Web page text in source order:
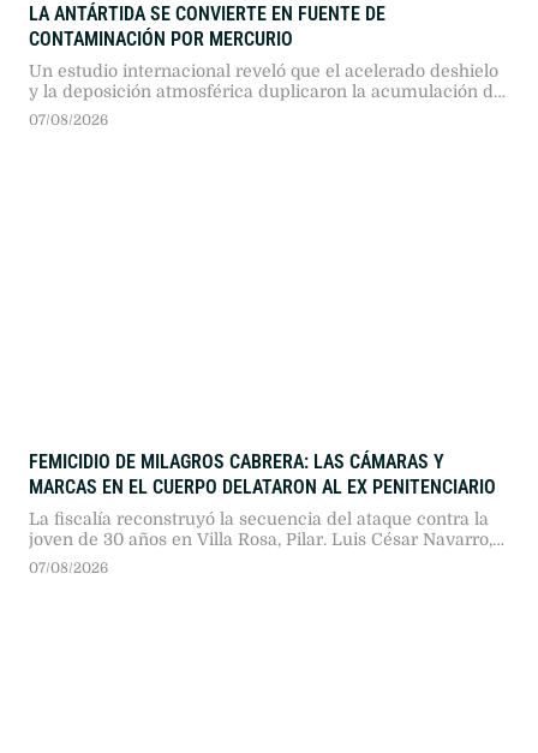
LA ANTÁRTIDA SE CONVIERTE EN FUENTE DE
CONTAMINACIÓN POR MERCURIO
Un estudio internacional reveló que el acelerado deshielo
y la deposición atmosférica duplicaron la acumulación de
mercurio en la Península Antártica. El fenómeno
transforma la criosfera polar de un reservorio histórico a
07/08/2026
FEMICIDIO DE MILAGROS CABRERA: LAS CÁMARAS Y
MARCAS EN EL CUERPO DELATARON AL EX PENITENCIARIO
La fiscalía reconstruyó la secuencia del ataque contra la
joven de 30 años en Villa Rosa, Pilar. Luis César Navarro,
un ex agente del Servicio Penitenciario con baja
psiquiátrica, quedó detenido imputado por abuso sexual y
07/08/2026